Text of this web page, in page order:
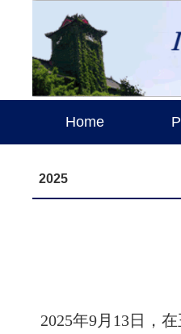
Home
2025
2025年9月13日，